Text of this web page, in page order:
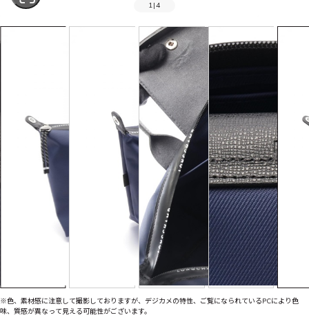
SOLD OUT
1 |4
※色、素材感に注意して撮影しておりますが、デジカメの特性、ご覧になられているPCにより色
味、質感が異なって見える可能性がございます。